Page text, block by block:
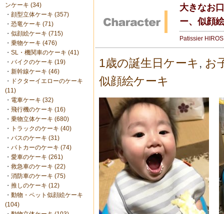
ンケーキ (34)
・ 顔型立体ケーキ (357)
・ 恐竜ケーキ (71)
・ 似顔絵ケーキ (715)
・ 乗物ケーキ (476)
・ SL・機関車のケーキ (41)
・ バイクのケーキ (19)
・ 新幹線ケーキ (46)
・
ドクターイエローのケーキ
(11)
・ 電車ケーキ (32)
・ 飛行機のケーキ (16)
・ 乗物立体ケーキ (680)
・
トラックのケーキ (40)
・ バスのケーキ (31)
・ パトカーのケーキ (74)
・ 愛車のケーキ (261)
・ 救急車のケーキ (22)
・ 消防車のケーキ (75)
・ 推しのケーキ (12)
・ 動物・ペット似顔絵ケーキ
(104)
大きなお
ー、似顔
Patissier
1歳の誕生日ケーキ , お
似顔絵ケーキ